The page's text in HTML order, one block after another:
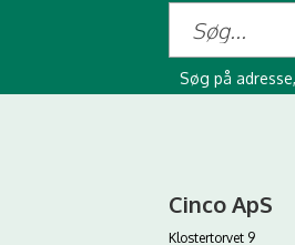
Søg på
Cinco ApS
Klostertorvet 9